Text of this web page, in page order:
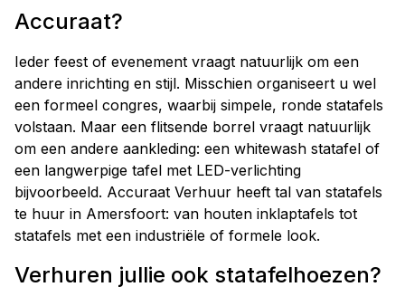
Accuraat?
Ieder feest of evenement vraagt natuurlijk om een
andere inrichting en stijl. Misschien organiseert u wel
een formeel congres, waarbij simpele, ronde statafels
volstaan. Maar een flitsende borrel vraagt natuurlijk
om een andere aankleding: een whitewash statafel of
een langwerpige tafel met LED-verlichting
bijvoorbeeld. Accuraat Verhuur heeft tal van statafels
te huur in Amersfoort: van houten inklaptafels tot
statafels met een industriële of formele look.
Verhuren jullie ook statafelhoezen?